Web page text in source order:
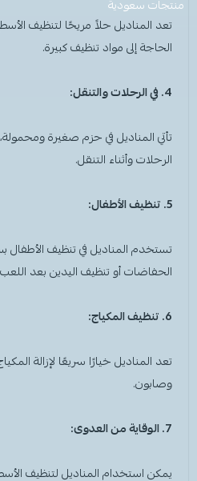
معطر جو
أخرى
قبعة الشيف
مريلة مطبخ
منشفه مايكروفايبر
قصدير ورول تغليف
سفره واكياس نفايات
ملاعق وشوك وسكاكين
الاكواب
مزاز واعود تحريك
مكنسة يد
قشاطة
ممسحه
منشفه مايكروفايبر
عربة تنظيف
عصا ممسحه
منظفات اليدين
منظفات دورة مياه
معطر ومنعم ملابس
معطر جو
مزيل دهون
منظف زجاج ومتعدد الاستخدام
مزاز واعواد تحريك
عرض الكل
قفازات
كمامات
غطاء راس
قبعة الشيف
مريله مطبخ
ادوات عناية
عرض الكل
لوشن وكريم
شامبو
معجون اسنان
منشفه استخدام مرة واحدة
شامبو اطفال
كولونيا
بودرة اطفال
عرض الكل
شمعة تسخين الطعام
الحطب
منتجات سعودية
تعد المناديلحلاً مريحًا لتنظيف
الحاجة إلى مواد تنظيف كبيرة.
4. في الرحلات والتنقل:
تأتيالمناديلفي حزم صغيرة ومحمولة،
الرحلات وأثناء التنقل.
5. تنظيف الأطفال:
تستخدمالمناديلفي تنظيف الأطفال
الحفاضات أو تنظيف اليدين بعد
6. تنظيف المكياج:
تعد المناديلخيارًا سريعًا لإزالة
وصابون.
7. الوقاية من العدوى:
يمكن استخدام المناديل لتنظيف